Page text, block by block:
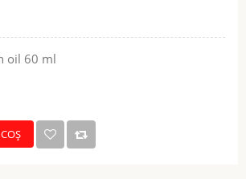
oil 60 ml